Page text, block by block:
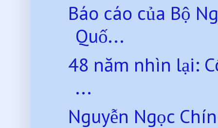
Báo cáo của Bộ
Quố...
48 năm nhìn lại:
...
Nguyễn Ngọc